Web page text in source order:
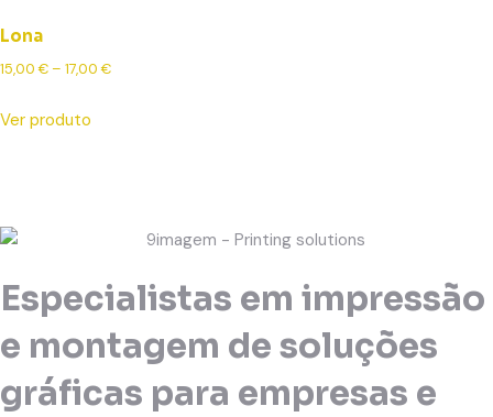
Lona
15,00€ – 17,00€
Ver produto
Especialistas em impressão
e montagem de soluções
gráficas para empresas e